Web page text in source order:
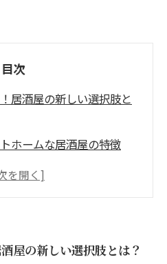
目次
居酒屋の新しい選択肢と
ホームな居酒屋の特徴
子連れに優しい居酒屋の
る居酒屋の雰囲気作りと
屋の新しい選択肢とは？